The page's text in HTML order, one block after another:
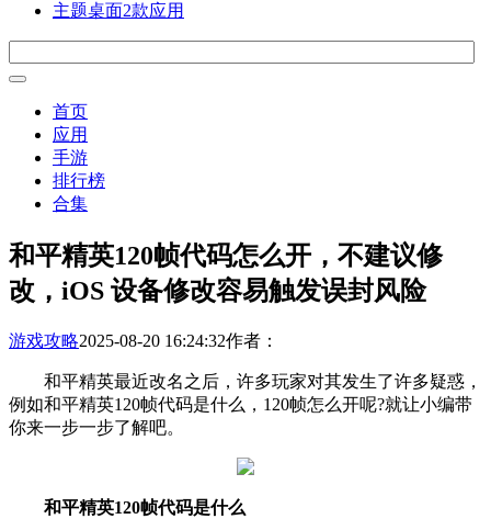
主题桌面2款应用
首页
应用
手游
排行榜
合集
和平精英120帧代码怎么开，不建议修
改，iOS 设备修改容易触发误封风险
游戏攻略2025-08-20 16:24:32作者：
和平精英最近改名之后，许多玩家对其发生了许多疑惑，
例如和平精英120帧代码是什么，120帧怎么开呢?就让小编带
你来一步一步了解吧。
和平精英120帧代码是什么